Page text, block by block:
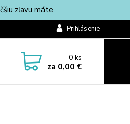
zľavu máte.
Prihlásenie
0ks
za 0,00 €